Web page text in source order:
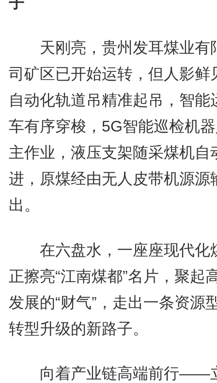
天刚亮，贵州发耳煤业有
司矿区已开始运转，但人影鲜
自动化轨道吊精准起吊，智能
车有序穿梭，5G智能巡检机
主作业，液压支架随采煤机自
进，原煤经由无人皮带机源源
出。
在六盘水，一座座现代化
正擦亮“江南煤都”名片，聚起
发展的“财气”，走出一条资源
转型升级的新路子。
向着产业链高端前行——